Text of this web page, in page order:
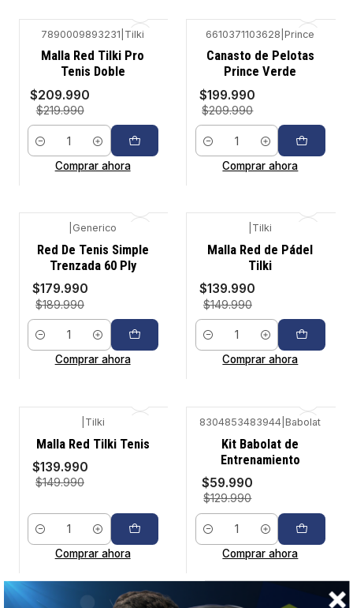
-5%
7890009893231 Tilki
Malla Red Tilki Pro
Tenis Doble
$209.990
$219.990
Cantidad
Comprar ahora
-5%
6610371103628 |Prince
Canasto de Pelotas
Prince Verde
$199.990
$209.990
Cantidad
Comprar ahora
-5%
Generico
Red De Tenis Simple
Trenzada 60 Ply
$179.990
$189.990
Cantidad
Comprar ahora
-7%
Tilki
Malla Red de Pádel
Tilki
$139.990
$149.990
Cantidad
Comprar ahora
-7%
Tilki
Malla Red Tilki Tenis
$139.990
$149.990
Cantidad
Comprar ahora
-54%
8304853483944 |Babolat
Kit Babolat de
Entrenamiento
$59.990
$129.990
Cantidad
Comprar ahora